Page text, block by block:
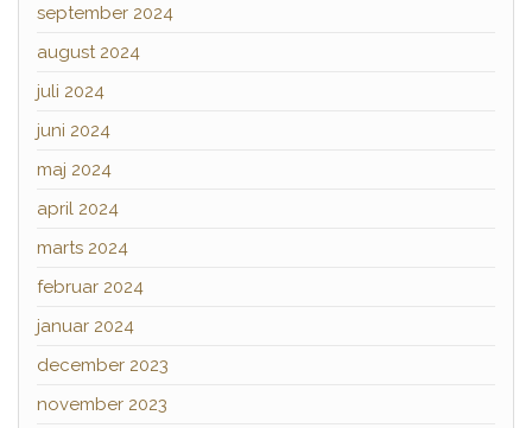
september 2024
august 2024
juli 2024
juni 2024
maj 2024
april 2024
marts 2024
februar 2024
januar 2024
december 2023
november 2023